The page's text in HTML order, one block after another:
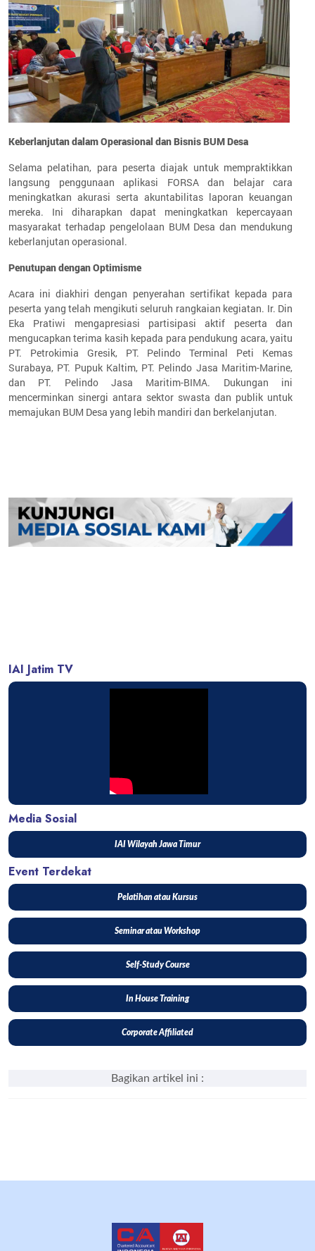
Keberlanjutan dalam Operasional dan Bisnis BUM Desa
Selama pelatihan, para peserta diajak untuk mempraktikkan
langsung penggunaan aplikasi FORSA dan belajar cara
meningkatkan akurasi serta akuntabilitas laporan keuangan
mereka. Ini diharapkan dapat meningkatkan kepercayaan
masyarakat terhadap pengelolaan BUM Desa dan mendukung
keberlanjutan operasional.
Penutupan dengan Optimisme
Acara ini diakhiri dengan penyerahan sertifikat kepada para
peserta yang telah mengikuti seluruh rangkaian kegiatan. Ir. Din
Eka Pratiwi mengapresiasi partisipasi aktif peserta dan
mengucapkan terima kasih kepada para pendukung acara, yaitu
PT. Petrokimia Gresik, PT. Pelindo Terminal Peti Kemas
Surabaya, PT. Pupuk Kaltim, PT. Pelindo Jasa Maritim-Marine,
dan PT. Pelindo Jasa Maritim-BIMA. Dukungan ini
mencerminkan sinergi antara sektor swasta dan publik untuk
memajukan BUM Desa yang lebih mandiri dan berkelanjutan.
IAI Jatim TV
Media Sosial
IAI Wilayah Jawa Timur
Event Terdekat
Pelatihan atau Kursus
Seminar atau Workshop
Self-Study Course
In House Training
Corporate Affiliated
Bagikan artikel ini :